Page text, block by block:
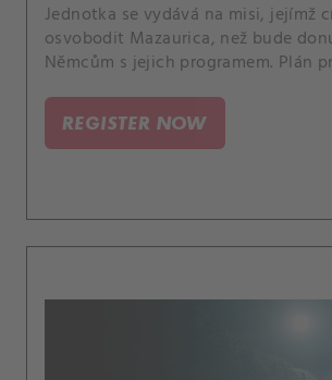
Jednotka se vydává na misi, jejímž
osvobodit Mazaurica, než bude
Němcům s jejich programem. Plán
zhoršující se duševní stav, protože
děsivější vize, které vedou
REGISTER NOW